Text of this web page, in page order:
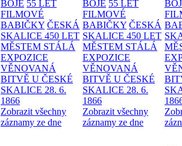
BOJE 55 LET
FILMOVÉ
BABIČKY ČESKÁ
SKALICE 450 LET
MĚSTEM STÁLÁ
EXPOZICE
VĚNOVANÁ
BITVĚ U ČESKÉ
SKALICE 28. 6.
1866
Zobrazit všechny
záznamy ze dne
BOJE 55 LET
FILMOVÉ
BABIČKY ČESKÁ
SKALICE 450 LET
MĚSTEM STÁLÁ
EXPOZICE
VĚNOVANÁ
BITVĚ U ČESKÉ
SKALICE 28. 6.
1866
Zobrazit všechny
záznamy ze dne